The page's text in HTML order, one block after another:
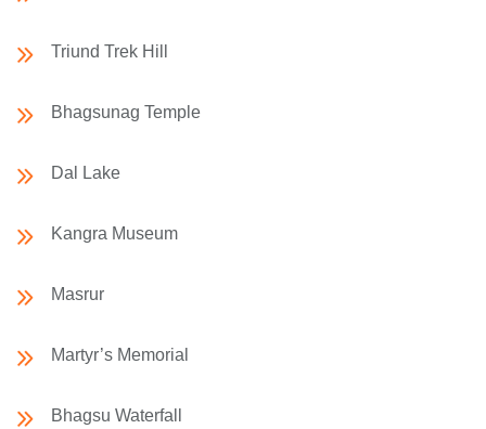
Triund Trek Hill
Bhagsunag Temple
Dal Lake
Kangra Museum
Masrur
Martyr’s Memorial
Bhagsu Waterfall